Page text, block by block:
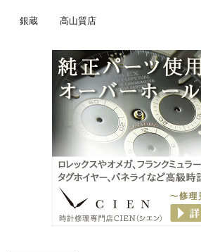
銀蔵 高山質店